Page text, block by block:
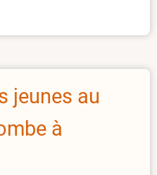
jeunes au
à